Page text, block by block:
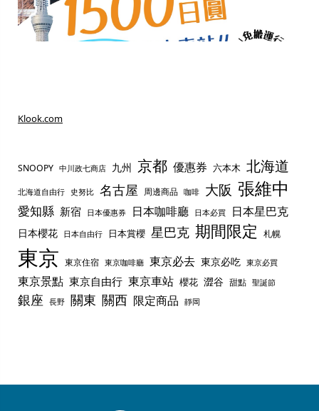
Klook.com
SNOOPY 中川政七商店 九州 京都 優惠券 六本木 北海道
北海道自由行 史努比 名古屋 周邊商品 咖啡 大阪 張維中
愛知縣 新宿 日本優惠券 日本咖啡廳 日本必買 日本星巴克
日本櫻花 日本自由行 日本賞櫻 星巴克 期間限定 札幌
東京 東京住宿 東京咖啡廳 東京必去 東京必吃 東京必買
東京景點 東京自由行 東京車站 櫻花 澀谷 甜點 聖誕節
銀座 長野 關東 關西 限定商品 靜岡